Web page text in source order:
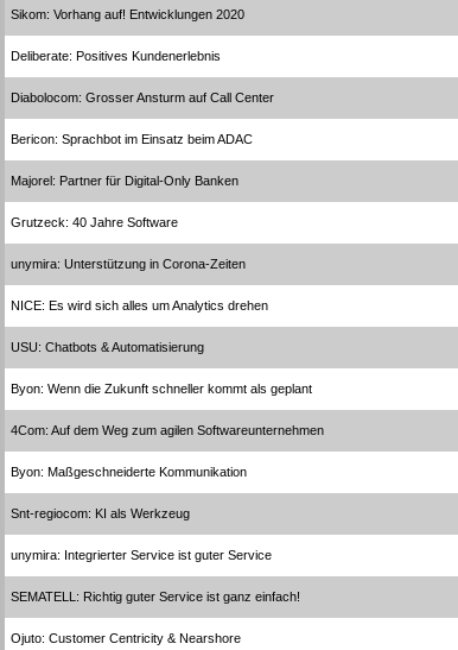
Sikom: Vorhang auf! Entwicklungen 2020
Deliberate: Positives Kundenerlebnis
Diabolocom: Grosser Ansturm auf Call Center
Bericon: Sprachbot im Einsatz beim ADAC
Majorel: Partner für Digital-Only Banken
Grutzeck: 40 Jahre Software
unymira: Unterstützung in Corona-Zeiten
NICE: Es wird sich alles um Analytics drehen
USU: Chatbots & Automatisierung
Byon: Wenn die Zukunft schneller kommt als geplant
4Com: Auf dem Weg zum agilen Softwareunternehmen
Byon: Maßgeschneiderte Kommunikation
Snt-regiocom: KI als Werkzeug
unymira: Integrierter Service ist guter Service
SEMATELL: Richtig guter Service ist ganz einfach!
Ojuto: Customer Centricity & Nearshore